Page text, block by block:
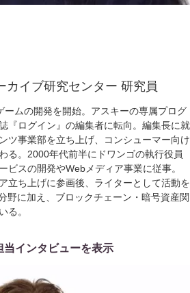
カイブ研究センター 研究員
ームの開発を開始。アスキーの専属プログ
『ログイン』の編集者に転向。編集長に就
ツ事業部を立ち上げ、コンシューマー向け
る。2000年代前半にドワンゴの執行役員
ビスの開発やWebメディア事業に従事。
立ち上げに参画後、ライターとして活動を
野に加え、ブロックチェーン・暗号資産関
る。
当インタビューを表示